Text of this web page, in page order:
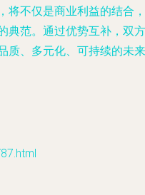
将不仅是商业利益的结合，
典范。通过优势互补，双方
质、多元化、可持续的未来